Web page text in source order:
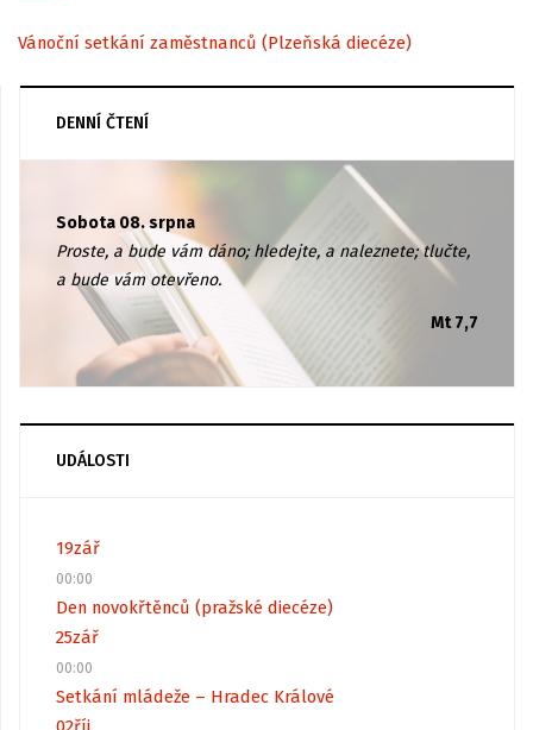
Vánoční setkání zaměstnanců (Plzeňská diecéze)
DENNÍ ČTENÍ
Sobota 08. srpna
Proste, a bude vám dáno; hledejte, a naleznete; tlučte,
a bude vám otevřeno.
Mt 7,7
UDÁLOSTI
19zář
00:00
Den novokřtěnců (pražské diecéze)
25zář
00:00
Setkání mládeže – Hradec Králové